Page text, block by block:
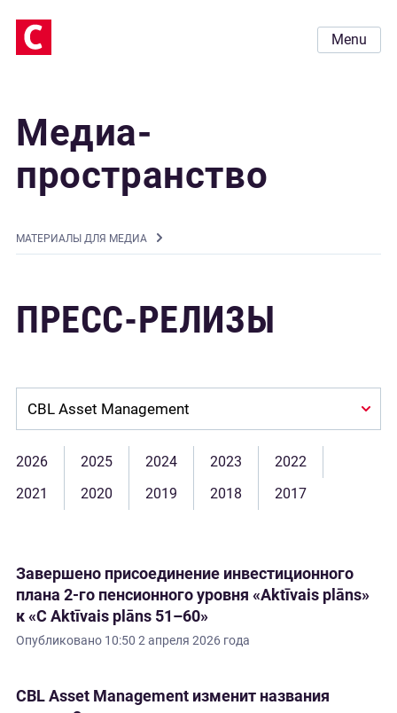
Menu
Медиа-
пространство
MАТЕРИАЛЫ ДЛЯ МЕДИА
ПРЕСС-РЕЛИЗЫ
2026 2025 2024 2023
2022
2021
2020 2019 2018 2017
Завершено присоединение инвестиционного
плана 2-го пенсионного уровня «Aktīvais plāns»
к «C Aktīvais plāns 51–60»
Опубликовано 10:50 2 апреля 2026 года
CBL Asset Management изменит названия